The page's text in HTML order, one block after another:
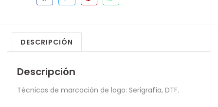
DESCRIPCIÓN
Descripción
Técnicas de marcación de logo: Serigrafía, DTF.